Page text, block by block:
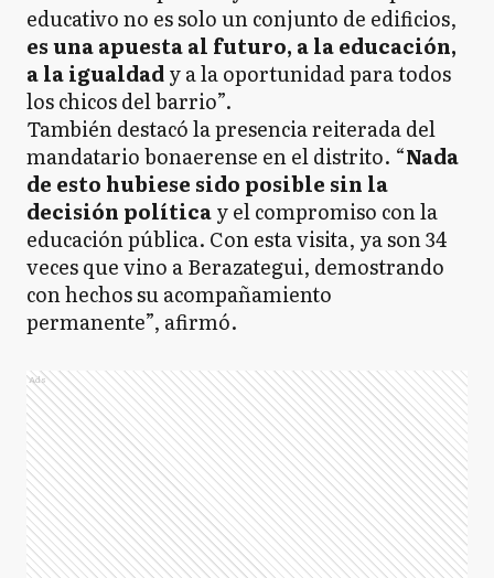
educativo no es solo un conjunto de edificios,
es una apuesta al futuro, a la educación,
a la igualdady a la oportunidad para todos
los chicos del barrio”.
También destacó la presencia reiterada del
mandatario bonaerense en el distrito. “Nada
de esto hubiese sido posible sin la
decisión políticay el compromiso con la
educación pública. Con esta visita, ya son 34
veces que vino a Berazategui, demostrando
con hechos su acompañamiento
permanente”, afirmó.
Ads